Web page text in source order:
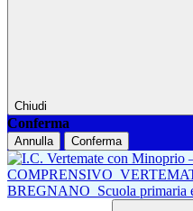
Chiudi
Conferma
Annulla Conferma
COMPRENSIVO
BREGNANO Scuola primaria